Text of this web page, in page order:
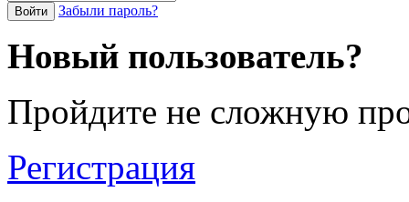
Войти Забыли пароль?
Новый пользователь?
Пройдите не сложную
Регистрация